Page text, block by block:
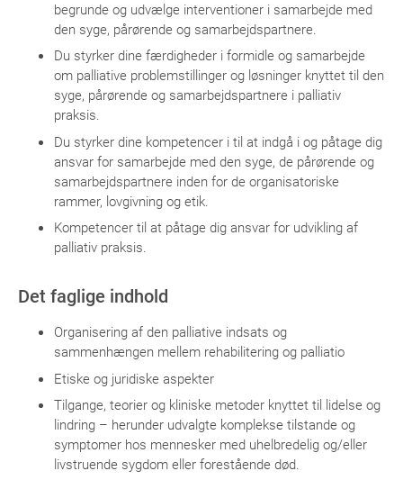
begrunde og udvælge interventioner i samarbejde med
den syge, pårørende og samarbejdspartnere.
Du styrker dine færdigheder i formidle og samarbejde
om palliative problemstillinger og løsninger knyttet til den
syge, pårørende og samarbejdspartnere i palliativ
praksis.
Du styrker dine kompetencer i til at indgå i og påtage dig
ansvar for samarbejde med den syge, de pårørende og
samarbejdspartnere inden for de organisatoriske
rammer, lovgivning og etik.
Kompetencer til at påtage dig ansvar for udvikling af
palliativ praksis.
Det faglige indhold
Organisering af den palliative indsats og
sammenhængen mellem rehabilitering og palliatio
Etiske og juridiske aspekter
Tilgange, teorier og kliniske metoder knyttet til lidelse og
lindring – herunder udvalgte komplekse tilstande og
symptomer hos mennesker med uhelbredelig og/eller
livstruende sygdom eller forestående død.